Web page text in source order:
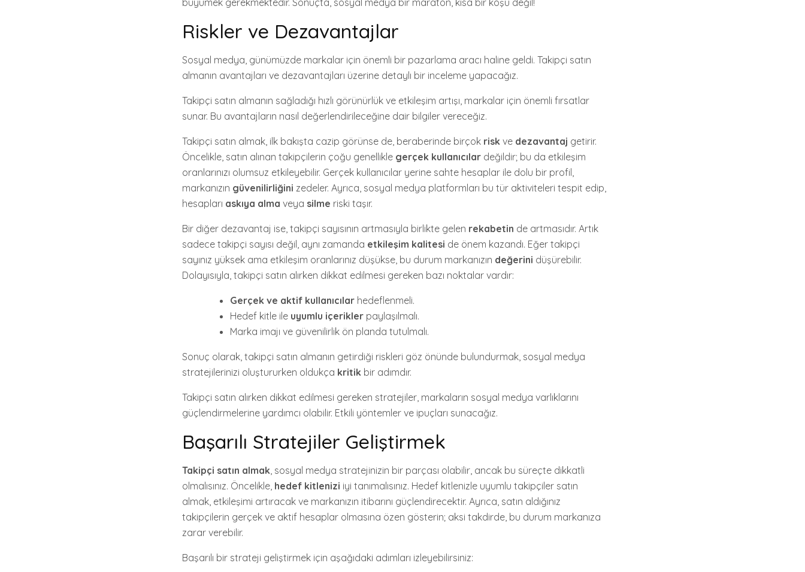
büyümek gerekmektedir. Sonuçta, sosyal medya bir maraton, kısa bir koşu değil!
Riskler ve Dezavantajlar
Sosyal medya, günümüzde markalar için önemli bir pazarlama aracı haline geldi. Takipçi satın
almanın avantajları ve dezavantajları üzerine detaylı bir inceleme yapacağız.
Takipçi satın almanın sağladığı hızlı görünürlük ve etkileşim artışı, markalar için önemli fırsatlar
sunar. Bu avantajların nasıl değerlendirileceğine dair bilgiler vereceğiz.
Takipçi satın almak, ilk bakışta cazip görünse de, beraberinde birçok risk ve dezavantaj getirir.
Öncelikle, satın alınan takipçilerin çoğu genellikle gerçek kullanıcılar değildir; bu da etkileşim
oranlarınızı olumsuz etkileyebilir. Gerçek kullanıcılar yerine sahte hesaplar ile dolu bir profil,
markanızın güvenilirliğini zedeler. Ayrıca, sosyal medya platformları bu tür aktiviteleri tespit edip,
hesapları askıya alma veya silme riski taşır.
Bir diğer dezavantaj ise, takipçi sayısının artmasıyla birlikte gelen rekabetin de artmasıdır. Artık
sadece takipçi sayısı değil, aynı zamanda etkileşim kalitesi de önem kazandı. Eğer takipçi
sayınız yüksek ama etkileşim oranlarınız düşükse, bu durum markanızın değerini düşürebilir.
Dolayısıyla, takipçi satın alırken dikkat edilmesi gereken bazı noktalar vardır:
Gerçek ve aktif kullanıcılar hedeflenmeli.
Hedef kitle ile uyumlu içerikler paylaşılmalı.
Marka imajı ve güvenilirlik ön planda tutulmalı.
Sonuç olarak, takipçi satın almanın getirdiği riskleri göz önünde bulundurmak, sosyal medya
stratejilerinizi oluştururken oldukça kritik bir adımdır.
Takipçi satın alırken dikkat edilmesi gereken stratejiler, markaların sosyal medya varlıklarını
güçlendirmelerine yardımcı olabilir. Etkili yöntemler ve ipuçları sunacağız.
Başarılı Stratejiler Geliştirmek
Takipçi satın almak, sosyal medya stratejinizin bir parçası olabilir, ancak bu süreçte dikkatli
olmalısınız. Öncelikle, hedef kitlenizi iyi tanımalısınız. Hedef kitlenizle uyumlu takipçiler satın
almak, etkileşimi artıracak ve markanızın itibarını güçlendirecektir. Ayrıca, satın aldığınız
takipçilerin gerçek ve aktif hesaplar olmasına özen gösterin; aksi takdirde, bu durum markanıza
zarar verebilir.
Başarılı bir strateji geliştirmek için aşağıdaki adımları izleyebilirsiniz: